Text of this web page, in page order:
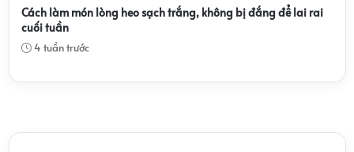
Cách làm món lòng heo sạch trắng, không bị đắng để lai rai
cuối tuần
4 tuần trước